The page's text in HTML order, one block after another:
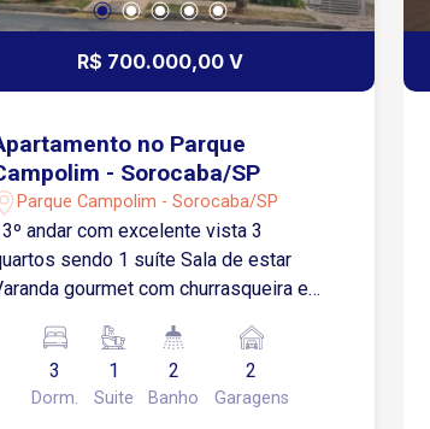
R$ 700.000,00 V
no Parque
- Sorocaba/SP
Parque Campolim - Sorocaba/SP
andar com excelente vista 3
sendo 1 suíte Sala de estar
gourmet com churrasqueira e
armários planejados Lavanderia 2
vagas de garagem cobertas Situado no
Parque Campolim, uma das regiões
3
Dorm.
1
Suite
2
Banho
2
Garagens